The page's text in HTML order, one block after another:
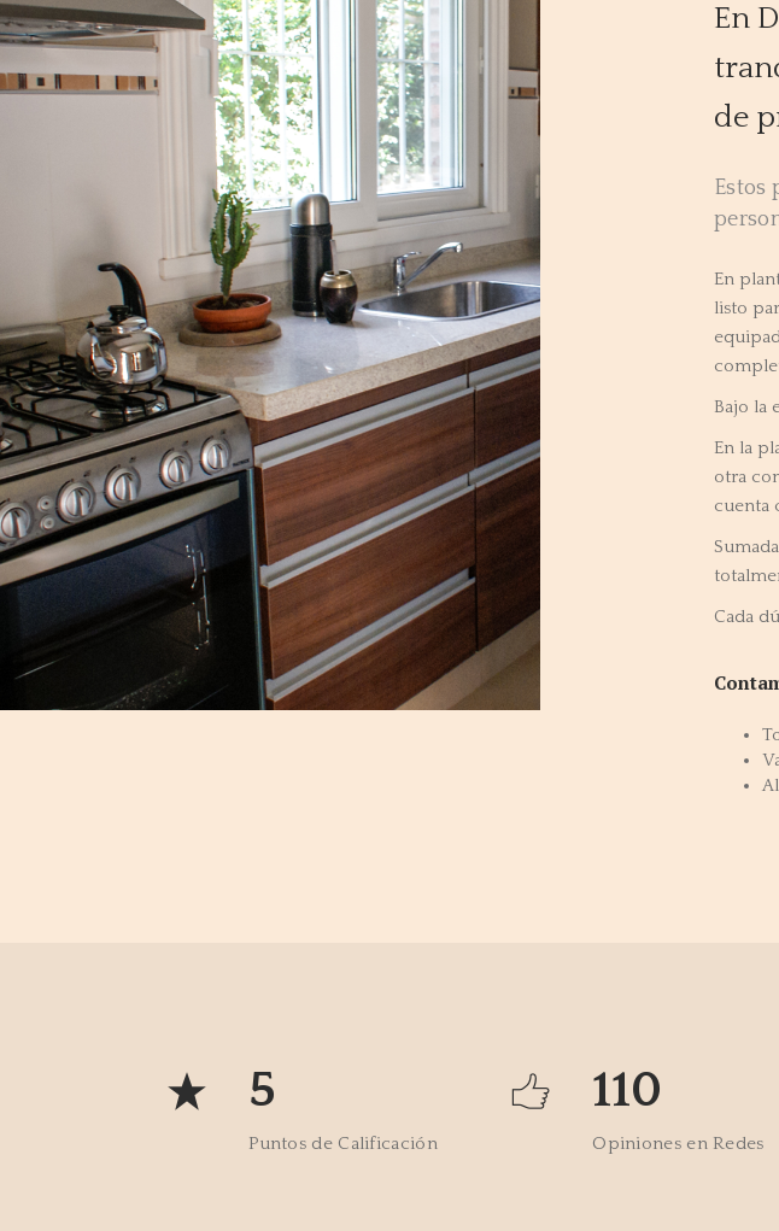
En
de
Estos
En
listo
Bajo la
En la
otra
cuenta
Cada
5
Puntos de Calificación
110
Opiniones en Redes